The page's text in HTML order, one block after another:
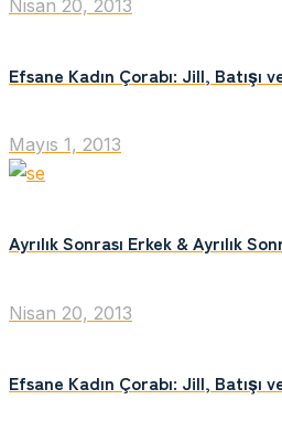
Nisan 20, 2013
Efsane Kadın Çorabı: Jill, Batışı
Mayıs 1, 2013
Ayrılık Sonrası Erkek & Ayrılık
Nisan 20, 2013
Efsane Kadın Çorabı: Jill, Batışı